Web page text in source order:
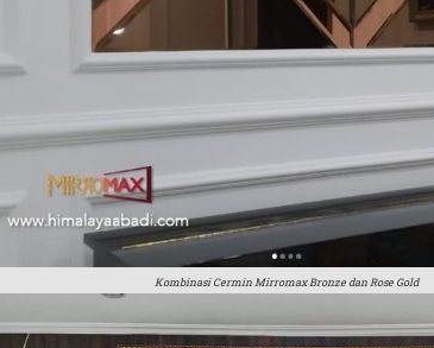
Kombinasi Cermin Mirromax Bronze dan Rose Gold